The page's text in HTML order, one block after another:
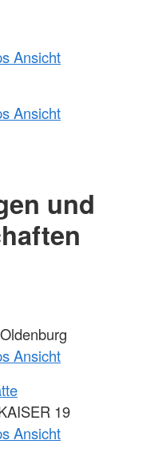
Ansicht
Ansicht
und
Ansicht
19
Ansicht